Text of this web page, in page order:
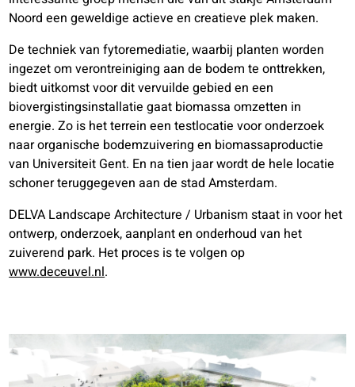
Noord een geweldige actieve en creatieve plek maken.
De techniek van fytoremediatie, waarbij planten worden
ingezet om verontreiniging aan de bodem te onttrekken,
biedt uitkomst voor dit vervuilde gebied en een
biovergistingsinstallatie gaat biomassa omzetten in
energie. Zo is het terrein een testlocatie voor onderzoek
naar organische bodemzuivering en biomassaproductie
van Universiteit Gent. En na tien jaar wordt de hele locatie
schoner teruggegeven aan de stad Amsterdam.
DELVA Landscape Architecture / Urbanism staat in voor het
ontwerp, onderzoek, aanplant en onderhoud van het
zuiverend park. Het proces is te volgen op
www.deceuvel.nl.